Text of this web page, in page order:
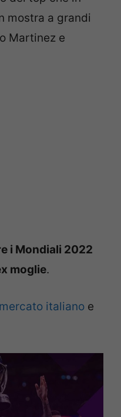
mostra a grandi
Martinez e
i Mondiali 2022
moglie.
italiano e